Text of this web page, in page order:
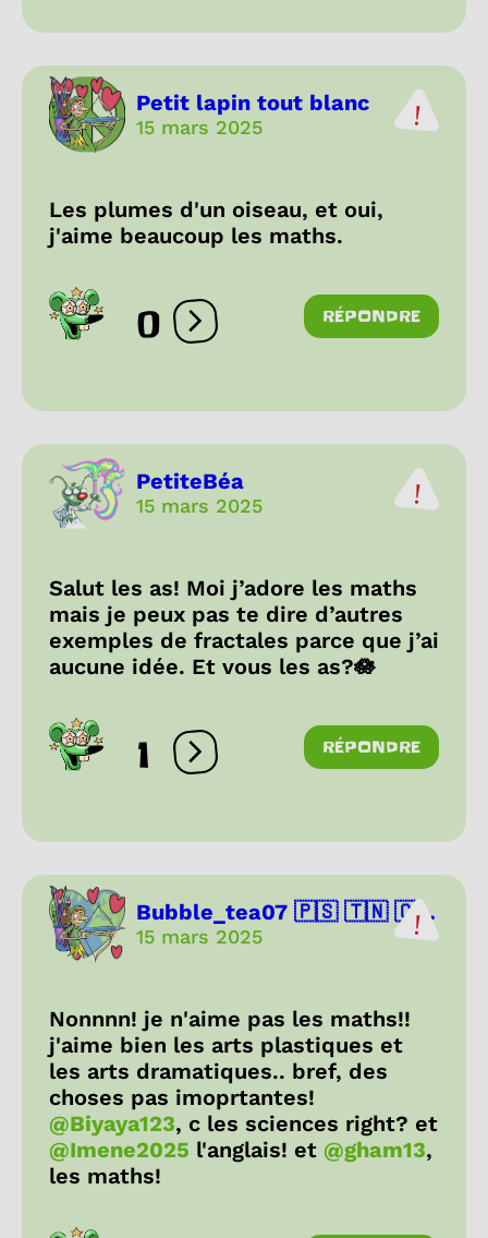
Petit lapin tout blanc
15 mars 2025
Les plumes d'un oiseau, et oui,
j'aime beaucoup les maths.
0 Ouvrir les réactions
RÉPONDRE
PetiteBéa
15 mars 2025
Salut les as! Moi j’adore les maths
mais je peux pas te dire d’autres
exemples de fractales parce que j’ai
aucune idée. Et vous les as?🪷
1 Ouvrir les réactions
RÉPONDRE
Bubble_tea07 🇵🇸 🇹🇳 🇨...
15 mars 2025
Nonnnn! je n'aime pas les maths!!
j'aime bien les arts plastiques et
les arts dramatiques.. bref, des
choses pas imoprtantes!
@Biyaya123, c les sciences right? et
@Imene2025 l'anglais! et @gham13,
les maths!